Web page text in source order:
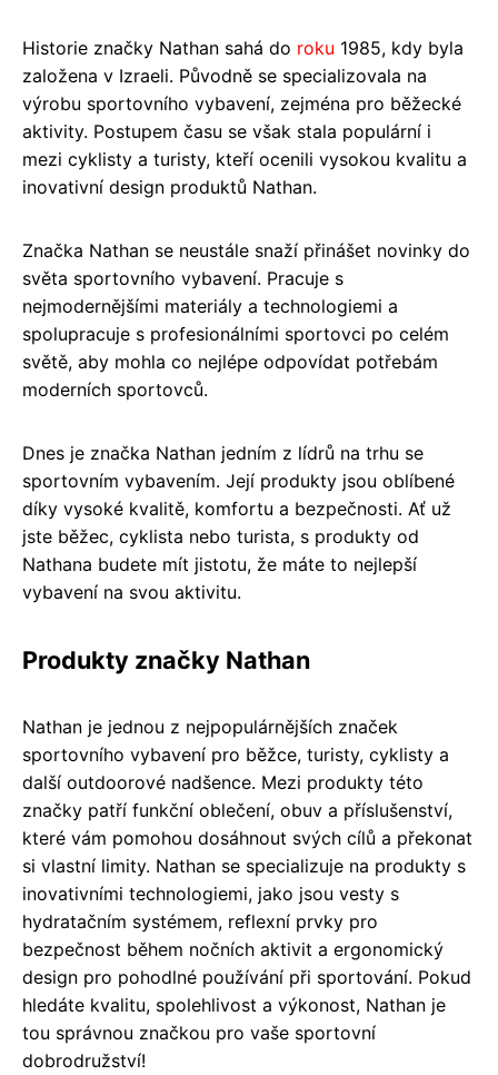
Historie značky Nathan sahá do roku 1985, kdy byla
založena v Izraeli. Původně se specializovala na
výrobu sportovního vybavení, zejména pro běžecké
aktivity. Postupem času se však stala populární i
mezi cyklisty a turisty, kteří ocenili vysokou kvalitu a
inovativní design produktů Nathan.
Značka Nathan se neustále snaží přinášet novinky do
světa sportovního vybavení. Pracuje s
nejmodernějšími materiály a technologiemi a
spolupracuje s profesionálními sportovci po celém
světě, aby mohla co nejlépe odpovídat potřebám
moderních sportovců.
Dnes je značka Nathan jedním z lídrů na trhu se
sportovním vybavením. Její produkty jsou oblíbené
díky vysoké kvalitě, komfortu a bezpečnosti. Ať už
jste běžec, cyklista nebo turista, s produkty od
Nathana budete mít jistotu, že máte to nejlepší
vybavení na svou aktivitu.
Produkty značky Nathan
Nathan je jednou z nejpopulárnějších značek
sportovního vybavení pro běžce, turisty, cyklisty a
další outdoorové nadšence. Mezi produkty této
značky patří funkční oblečení, obuv a příslušenství,
které vám pomohou dosáhnout svých cílů a překonat
si vlastní limity. Nathan se specializuje na produkty s
inovativními technologiemi, jako jsou vesty s
hydratačním systémem, reflexní prvky pro
bezpečnost během nočních aktivit a ergonomický
design pro pohodlné používání při sportování. Pokud
hledáte kvalitu, spolehlivost a výkonost, Nathan je
tou správnou značkou pro vaše sportovní
dobrodružství!